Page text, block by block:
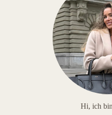
Hi, ich